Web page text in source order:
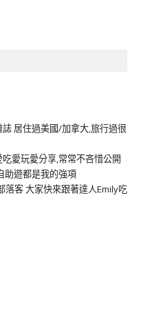
居住過美國/加拿大,旅行過很
愛玩愛分享,常常不吝惜公開
助遊都是我的強項
客 大家快來跟著達人Emily吃